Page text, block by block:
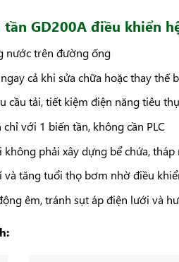
GD200A điều khiển
nước trên đường ống
cả khi sửa chữa hoặc thay thế
cầu tải, tiết kiệm điện năng tiêu thụ
với 1 biến tần, không cần PLC
phải xây dựng bể chứa, tháp
và tăng tuổi thọ bơm nhờ điều
êm, tránh sụt áp điện lưới và